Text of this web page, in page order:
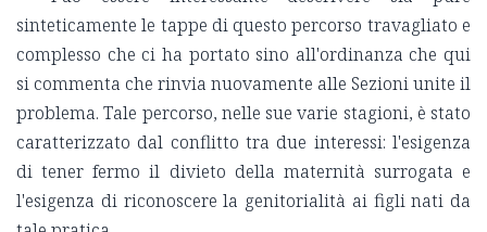
sinteticamente le tappe di questo percorso travagliato e
complesso che ci ha portato sino all'ordinanza che qui
si commenta che rinvia nuovamente alle Sezioni unite il
problema. Tale percorso, nelle sue varie stagioni, è stato
caratterizzato dal conflitto tra due interessi: l'esigenza
di tener fermo il divieto della maternità surrogata e
l'esigenza di riconoscere la genitorialità ai figli nati da